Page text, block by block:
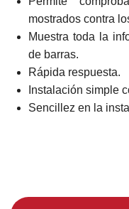
mostrados contra
Muestra toda la
de barras.
Rápida respuesta.
Instalación simple
Sencillez en la